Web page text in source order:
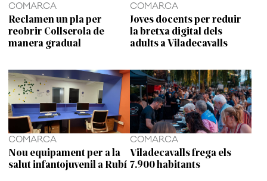
COMARCA
Reclamen un pla per
reobrir Collserola de
manera gradual
COMARCA
Joves docents per reduir
la bretxa digital dels
adults a Viladecavalls
COMARCA
Nou equipament per a la
salut infantojuvenil a Rubí
COMARCA
Viladecavalls frega els
7.900 habitants